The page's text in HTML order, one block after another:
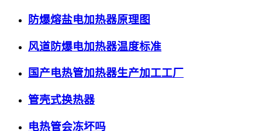
防爆熔盐电加热器原理图
风道防爆电加热器温度标准
国产电热管加热器生产加工工厂
管壳式换热器
电热管会冻坏吗